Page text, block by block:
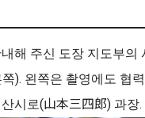
해 주신 도장 지도부의
). 왼쪽은 촬영에도 협
시로(山本三四郎) 과장.